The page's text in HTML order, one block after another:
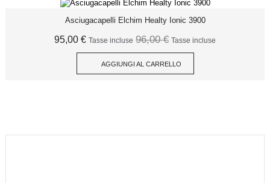
Asciugacapelli Elchim Healty Ionic 3900
95,00 € Tasse incluse 96,00 € Tasse incluse
AGGIUNGI AL CARRELLO